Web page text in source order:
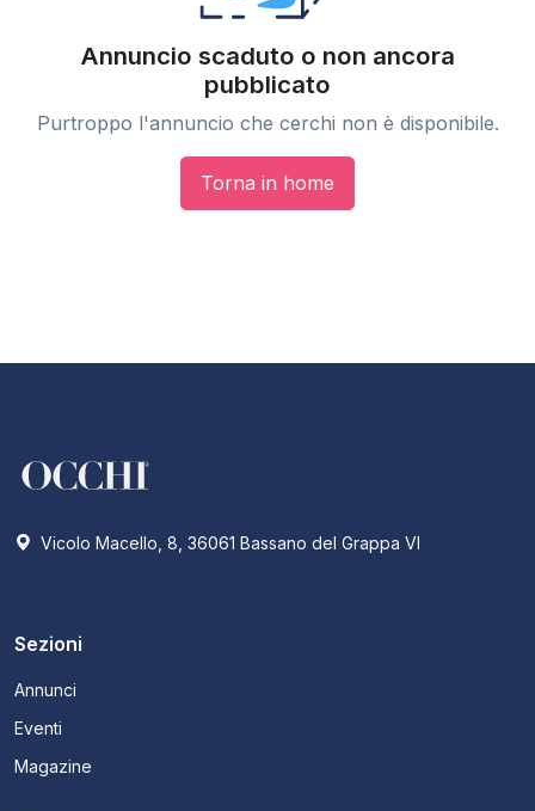
Annuncio scaduto o non ancora
pubblicato
Purtroppo l'annuncio che cerchi non è disponibile.
Torna in home
Vicolo Macello, 8, 36061 Bassano del Grappa VI
Sezioni
Annunci
Eventi
Magazine